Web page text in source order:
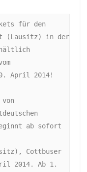
für den
(Lausitz) in der
April 2014!
ab sofort
Cottbuser
2014. Ab 1.